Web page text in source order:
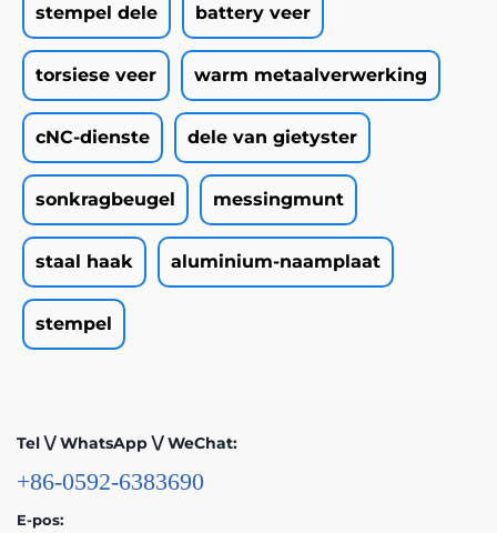
stempel dele battery veer
torsiese veer warm metaalverwerking
cNC-dienste dele van gietyster
sonkragbeugel messingmunt
staal haak aluminium-naamplaat
stempel
Tel \/ WhatsApp \/ WeChat:
+86-0592-6383690
E-pos: